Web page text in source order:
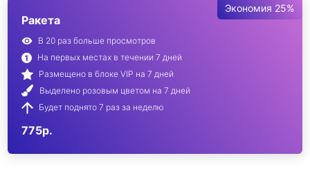
Экономия 25%
Ракета
В 20 раз больше просмотров
На первых местах в течении 7 дней
Размещено в блоке VIP на 7 дней
Выделено розовым цветом на 7 дней
Будет поднято 7 раз за неделю
775р.